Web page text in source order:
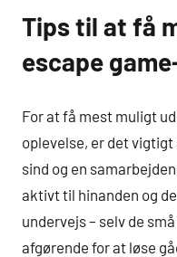
Tips til at få
escape
For at få mest muligt
oplevelse, er det
sind og en
aktivt til hinanden og
undervejs – selv de
afgørende for at løse